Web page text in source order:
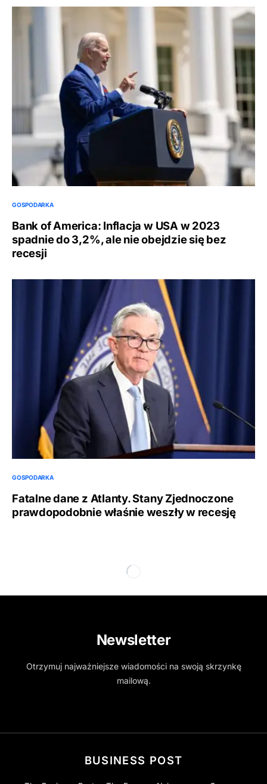
GOSPODARKA
Bank of America: Inflacja w USA w 2023
spadnie do 3,2%, ale nie obejdzie się bez
recesji
GOSPODARKA
Fatalne dane z Atlanty. Stany Zjednoczone
prawdopodobnie właśnie weszły w recesję
Newsletter
Otrzymuj najważniejsze wiadomości na swoją skrzynkę
mailową.
BUSINESS POST